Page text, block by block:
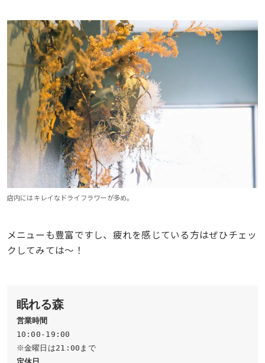
店内にはキレイなドライフラワーが多め。
メニューも豊富ですし、疲れを感じている方はぜひチェッ
クしてみては〜！
眠れる森
営業時間
10:00-19:00
※金曜日は21:00まで